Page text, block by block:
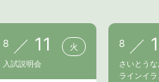
8 11 火
入試説明会
8
さいとう
ラインイ